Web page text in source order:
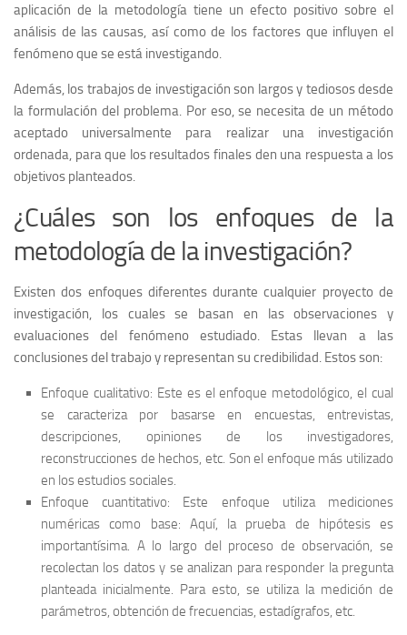
aplicación de la metodología tiene un efecto positivo sobre el
análisis de las causas, así como de los factores que influyen el
fenómeno que se está investigando.
Además, los trabajos de investigación son largos y tediosos desde
la formulación del problema. Por eso, se necesita de un método
aceptado universalmente para realizar una investigación
ordenada, para que los resultados finales den una respuesta a los
objetivos planteados.
¿Cuáles son los enfoques de la
metodología de la investigación?
Existen dos enfoques diferentes durante cualquier proyecto de
investigación, los cuales se basan en las observaciones y
evaluaciones del fenómeno estudiado. Estas llevan a las
conclusiones del trabajo y representan su credibilidad. Estos son:
Enfoque cualitativo: Este es el enfoque metodológico, el cual
se caracteriza por basarse en encuestas, entrevistas,
descripciones, opiniones de los investigadores,
reconstrucciones de hechos, etc. Son el enfoque más utilizado
en los estudios sociales.
Enfoque cuantitativo: Este enfoque utiliza mediciones
numéricas como base: Aquí, la prueba de hipótesis es
importantísima. A lo largo del proceso de observación, se
recolectan los datos y se analizan para responder la pregunta
planteada inicialmente. Para esto, se utiliza la medición de
parámetros, obtención de frecuencias, estadígrafos, etc.